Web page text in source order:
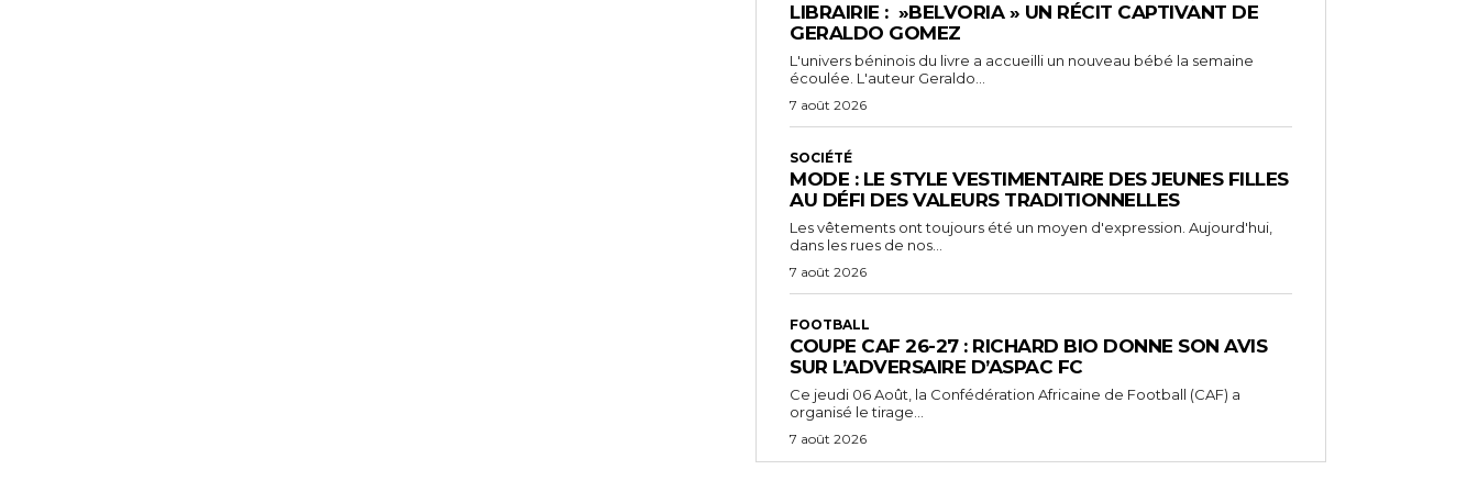
LIBRAIRIE : »BELVORIA » UN RÉCIT CAPTIVANT DE
GERALDO GOMEZ
L'univers béninois du livre a accueilli un nouveau bébé la semaine
écoulée. L'auteur Geraldo...
7 août 2026
SOCIÉTÉ
MODE : LE STYLE VESTIMENTAIRE DES JEUNES FILLES
AU DÉFI DES VALEURS TRADITIONNELLES
Les vêtements ont toujours été un moyen d'expression. Aujourd'hui,
dans les rues de nos...
7 août 2026
FOOTBALL
COUPE CAF 26-27 : RICHARD BIO DONNE SON AVIS
SUR L’ADVERSAIRE D’ASPAC FC
‎Ce jeudi 06 Août, la Confédération Africaine de Football (CAF) a
organisé le tirage...
7 août 2026